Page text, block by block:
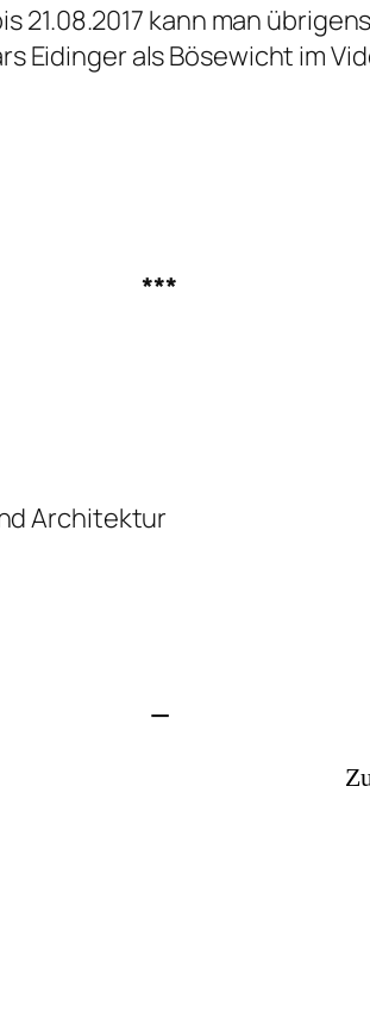
21.08.2017 kann man
Eidinger als Bösewicht im
***
Architektur
—